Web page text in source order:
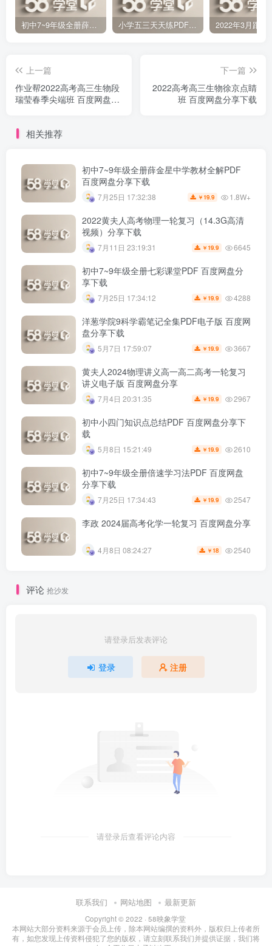
初中7~9年级全册薛金星中学教材全解PDF 百度网盘分享下载 小学五三天天练PDF（压缩打包）百度网盘分享下载
上一篇
作业帮2022高考高三生物段
瑞莹春季尖端班 百度网盘分
下一篇
2022高考高三生物徐京点睛
班 百度网盘分享下载
相关推荐
初中7~9年级全册薛金星中学教材全解PDF
百度网盘分享下载
7月25日 17:32:38 ￥ 19.9 1.8W+
2022黄夫人高考物理一轮复习（14.3G高清
视频）分享下载
7月11日 23:19:31 ￥ 19.9 6645
初中7~9年级全册七彩课堂PDF 百度网盘分
享下载
7月25日 17:34:12 ￥ 19.9 4288
洋葱学院9科学霸笔记全集PDF电子版 百度网
盘分享下载
5月7日 17:59:07 ￥ 19.9 3667
黄夫人2024物理讲义高一高二高考一轮复习
讲义电子版 百度网盘分享
7月4日 20:31:35 ￥ 19.9 2967
初中小四门知识点总结PDF 百度网盘分享下
载
5月8日 15:21:49 ￥ 19.9 2610
初中7~9年级全册倍速学习法PDF 百度网盘
分享下载
7月25日 17:34:43 ￥ 19.9 2547
李政 2024届高考化学一轮复习 百度网盘分享
4月8日 08:24:27 ￥ 18 2540
评论 抢沙发
请登录后发表评论
登录 注册
请登录后查看评论内容
联系我们 网站地图 最新更新
Copyright © 2022 · 58映象学堂
本网站大部分资料来源于会员上传，除本网站编撰的资料外，版权归上传者所
有，如您发现上传资料侵犯了您的版权，请立刻联系我们并提供证据，我们将